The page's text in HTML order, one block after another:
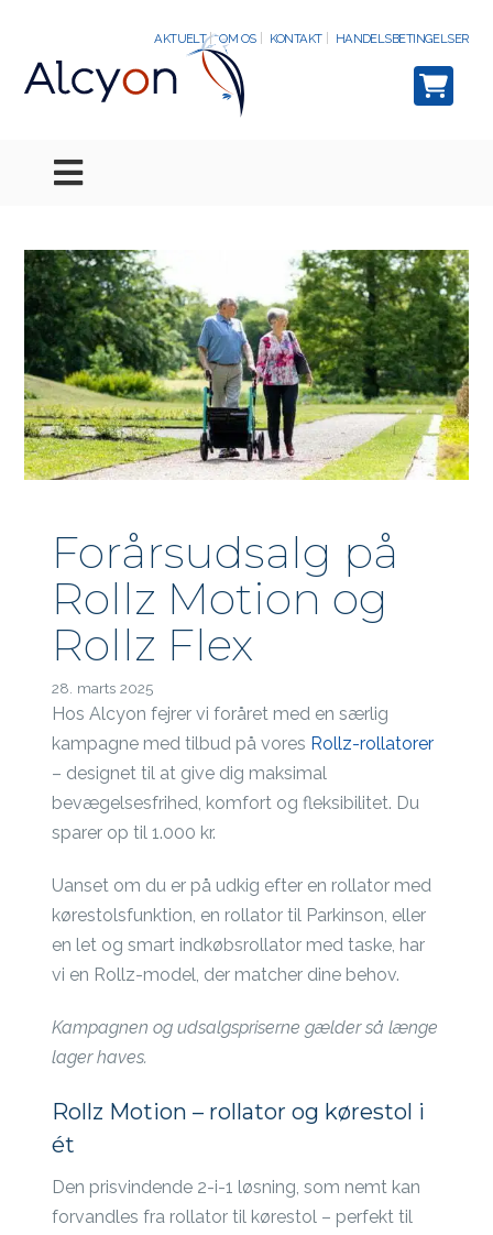
AKTUELT OM OS KONTAKT HANDELSBETINGELSER
Forårsudsalg på
Rollz Motion og
Rollz Flex
28. marts 2025
Hos Alcyon fejrer vi foråret med en særlig
kampagne med tilbud på vores Rollz-rollatorer
– designet til at give dig maksimal
bevægelsesfrihed, komfort og fleksibilitet. Du
sparer op til 1.000 kr.
Uanset om du er på udkig efter en rollator med
kørestolsfunktion, en rollator til Parkinson, eller
en let og smart indkøbsrollator med taske, har
vi en Rollz-model, der matcher dine behov.
Kampagnen og udsalgspriserne gælder så længe
lager haves.
Rollz Motion – rollator og kørestol i
ét
Den prisvindende 2-i-1 løsning, som nemt kan
forvandles fra rollator til kørestol – perfekt til